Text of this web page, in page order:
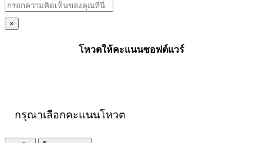
×
โหวตให้คะแนนซอฟต์แวร์
กรุณาเลือกคะแนนโหวต